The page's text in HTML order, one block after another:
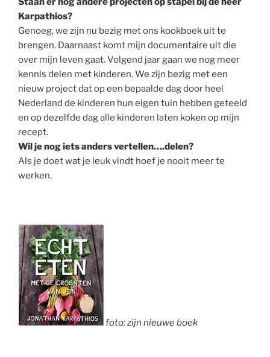
Karpathios?
Genoeg, we zijn nu bezig met ons kookboek uit te
brengen. Daarnaast komt mijn documentaire uit die
over mijn leven gaat. Volgend jaar gaan we nog meer
kennis delen met kinderen. We zijn bezig met een
nieuw project dat op een bepaalde dag door heel
Nederland de kinderen hun eigen tuin hebben geteeld
en op dezelfde dag alle kinderen laten koken op mijn
recept.
Wil je nog iets anders vertellen….delen?
Als je doet wat je leuk vindt hoef je nooit meer te
werken.
foto: zijn nieuwe boek